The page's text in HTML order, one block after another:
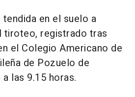
en el suelo a
tiroteo, registrado tras
el Colegio Americano de
de Pozuelo de
las 9.15 horas.